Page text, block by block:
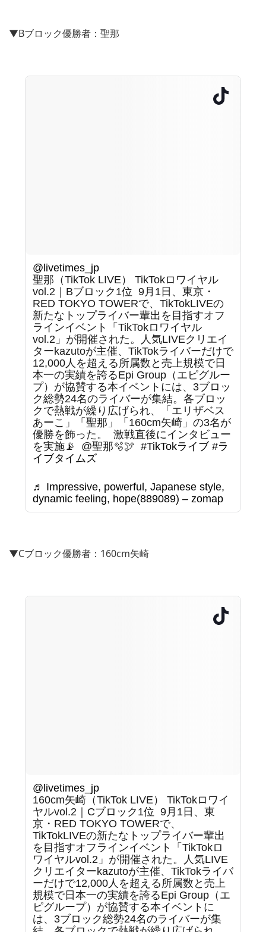
▼Bブロック優勝者：聖那
@livetimes_jp
聖那（TikTok LIVE） TikTokロワイヤル
vol.2｜Bブロック1位 ⁡ 9月1日、東京・
RED TOKYO TOWERで、TikTokLIVEの
新たなトップライバー輩出を目指すオフ
ラインイベント「TikTokロワイヤル
vol.2」が開催された。人気LIVEクリエイ
ターkazutoが主催、TikTokライバーだけで
12,000人を超える所属数と売上規模で日
本一の実績を誇るEpi Group（エピグルー
プ）が協賛する本イベントには、3ブロッ
ク総勢24名のライバーが集結。各ブロッ
クで熱戦が繰り広げられ、「エリザベス
あーこ」「聖那」「160cm矢崎」の3名が
優勝を飾った。 ⁡ 激戦直後にインタビュー
を実施📡 ⁡ @聖那🫧🕊 ⁡ #TikTokライブ #ラ
イブタイムズ
♬ Impressive, powerful, Japanese style,
dynamic feeling, hope(889089) – zomap
▼Cブロック優勝者：160cm矢崎
@livetimes_jp
160cm矢崎（TikTok LIVE） TikTokロワイ
ヤルvol.2｜Cブロック1位 ⁡ 9月1日、東
京・RED TOKYO TOWERで、
TikTokLIVEの新たなトップライバー輩出
を目指すオフラインイベント「TikTokロ
ワイヤルvol.2」が開催された。人気LIVE
クリエイターkazutoが主催、TikTokライバ
ーだけで12,000人を超える所属数と売上
規模で日本一の実績を誇るEpi Group（エ
ピグループ）が協賛する本イベントに
は、3ブロック総勢24名のライバーが集